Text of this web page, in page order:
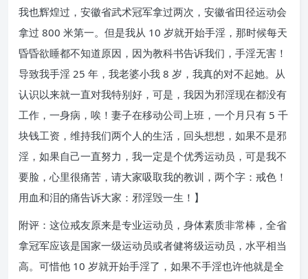
我也辉煌过，安徽省武术冠军拿过两次，安徽省田径运动会
拿过 800 米第一。但是我从 10 岁就开始手淫，那时候每天
昏昏欲睡都不知道原因，因为教科书告诉我们，手淫无害！
导致我手淫 25 年，我老婆小我 8 岁，我真的对不起她。从
认识以来就一直对我特别好，可是，我因为邪淫现在都没有
工作，一身病，唉！妻子在移动公司上班，一个月只有 5 千
块钱工资，维持我们两个人的生活，回头想想，如果不是邪
淫，如果自己一直努力，我一定是个优秀运动员，可是我不
要脸，心里很痛苦，请大家吸取我的教训，两个字：戒色！
用血和泪的痛告诉大家：邪淫毁一生！】
附评：这位戒友原来是专业运动员，身体素质非常棒，全省
拿冠军应该是国家一级运动员或者健将级运动员，水平相当
高。可惜他 10 岁就开始手淫了，如果不手淫也许他就是全